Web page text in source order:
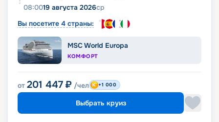
08:0019 августа 2026ср
Вы посетите 4 страны:
MSC World Europa
КОМФОРТ
от 201 447 ₽ /чел +1 000
Выбрать круиз